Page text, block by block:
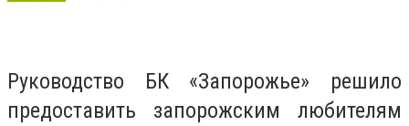
Руководство БК «Запорожье» решило
предоставить запорожским любителям